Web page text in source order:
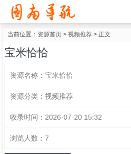
当前位置： 资源首页 > 视频推荐 > 正文
宝米恰恰
资源名称： 宝米恰恰
资源分类： 视频推荐
收录时间： 2026-07-20 15:32
浏览人数： 7